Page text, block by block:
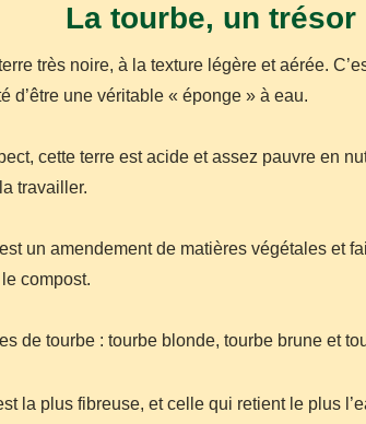
La tourbe, un trésor
très noire, à la texture légère et aérée.
d’être une véritable « éponge » à eau.
cette terre est acide et assez pauvre en
travailler.
un amendement de matières végétales et
compost.
de tourbe : tourbe blonde, tourbe brune et
la plus fibreuse, et celle qui retient le plus